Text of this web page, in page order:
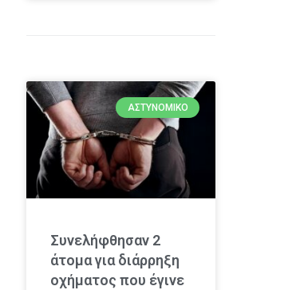
ΑΣΤΥΝΟΜΙΚΌ
Συνελήφθησαν 2
άτομα για διάρρηξη
οχήματος που έγινε